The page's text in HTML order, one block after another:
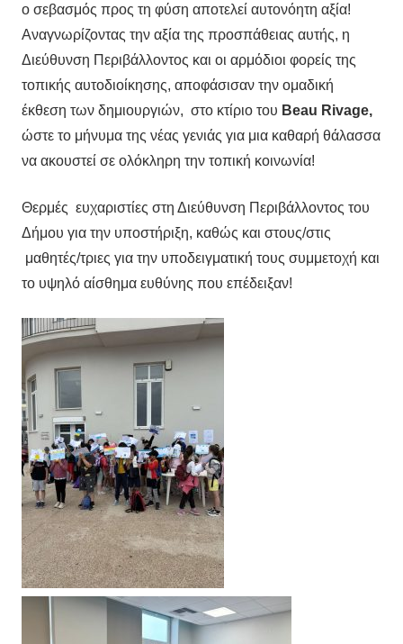
ο σεβασμός προς τη φύση αποτελεί αυτονόητη αξία!
Αναγνωρίζοντας την αξία της προσπάθειας αυτής, η
Διεύθυνση Περιβάλλοντος και οι αρμόδιοι φορείς της
τοπικής αυτοδιοίκησης, αποφάσισαν την ομαδική
έκθεση των δημιουργιών, στο κτίριο του Beau Rivage,
ώστε το μήνυμα της νέας γενιάς για μια καθαρή θάλασσα
να ακουστεί σε ολόκληρη την τοπική κοινωνία!
Θερμές ευχαριστίες στη Διεύθυνση Περιβάλλοντος του
Δήμου για την υποστήριξη, καθώς και στους/στις
μαθητές/τριες για την υποδειγματική τους συμμετοχή και
το υψηλό αίσθημα ευθύνης που επέδειξαν!